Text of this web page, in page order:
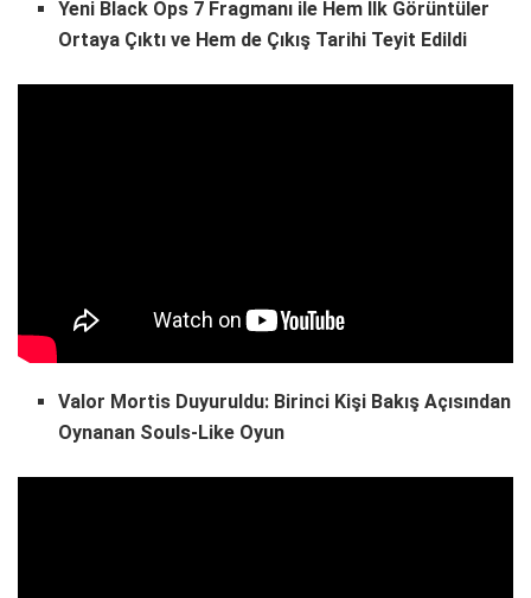
Yeni Black Ops 7 Fragmanı ile Hem İlk Görüntüler
Ortaya Çıktı ve Hem de Çıkış Tarihi Teyit Edildi
Valor Mortis Duyuruldu: Birinci Kişi Bakış Açısından
Oynanan Souls-Like Oyun